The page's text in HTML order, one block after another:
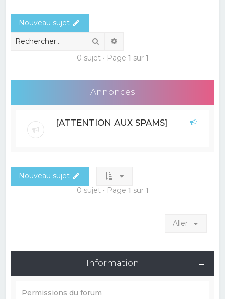
r
Nouveau sujet
Rechercher
0 sujet • Page 1 sur 1
Annonces
[ATTENTION AUX SPAMS]
Nouveau sujet
0 sujet • Page 1 sur 1
Aller
Information
Permissions du forum